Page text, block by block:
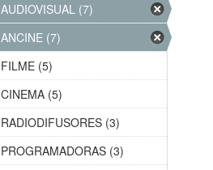
AUDIOVISUAL (7)
ANCINE (7)
FILME (5)
CINEMA (5)
RADIODIFUSORES (3)
PROGRAMADORAS (3)